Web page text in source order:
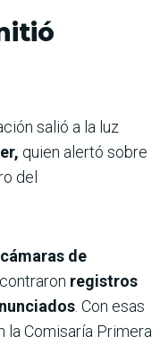
salió a la luz
quien alertó sobre
del
cámaras de
registros
. Con esas
la Comisaría Primera